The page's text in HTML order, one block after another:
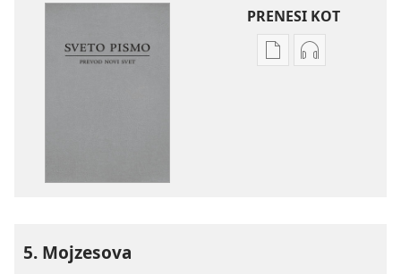
PRENESI KOT
MožnostiMožnosti
5. Mojzesova